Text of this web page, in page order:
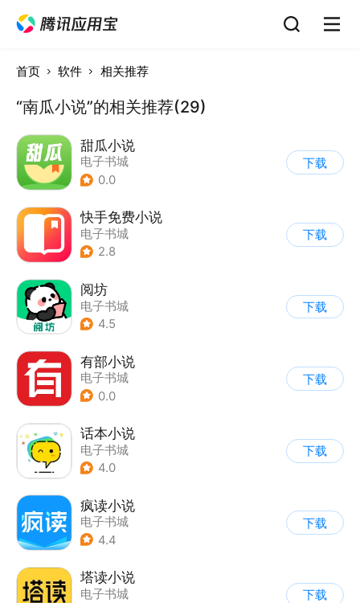
首页 软件 相关推荐
“南瓜小说”的相关推荐(29)
甜瓜小说
电子书城
0.0
下载
快手免费小说
电子书城
2.8
下载
阅坊
电子书城
4.5
下载
有部小说
电子书城
0.0
下载
话本小说
电子书城
4.0
下载
疯读小说
电子书城
4.4
下载
塔读小说
电子书城
下载